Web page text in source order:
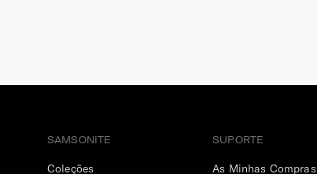
SAMSONITE
Coleções
SUPORTE
As Minhas Compras